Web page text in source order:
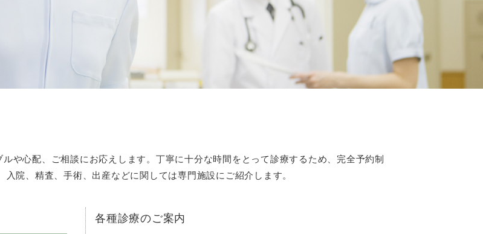
や心配、ご相談にお応えします。丁寧に十分な時間をとって診療するため、完全予約制
院、精査、手術、出産などに関しては専門施設にご紹介します。
各種診療のご案内